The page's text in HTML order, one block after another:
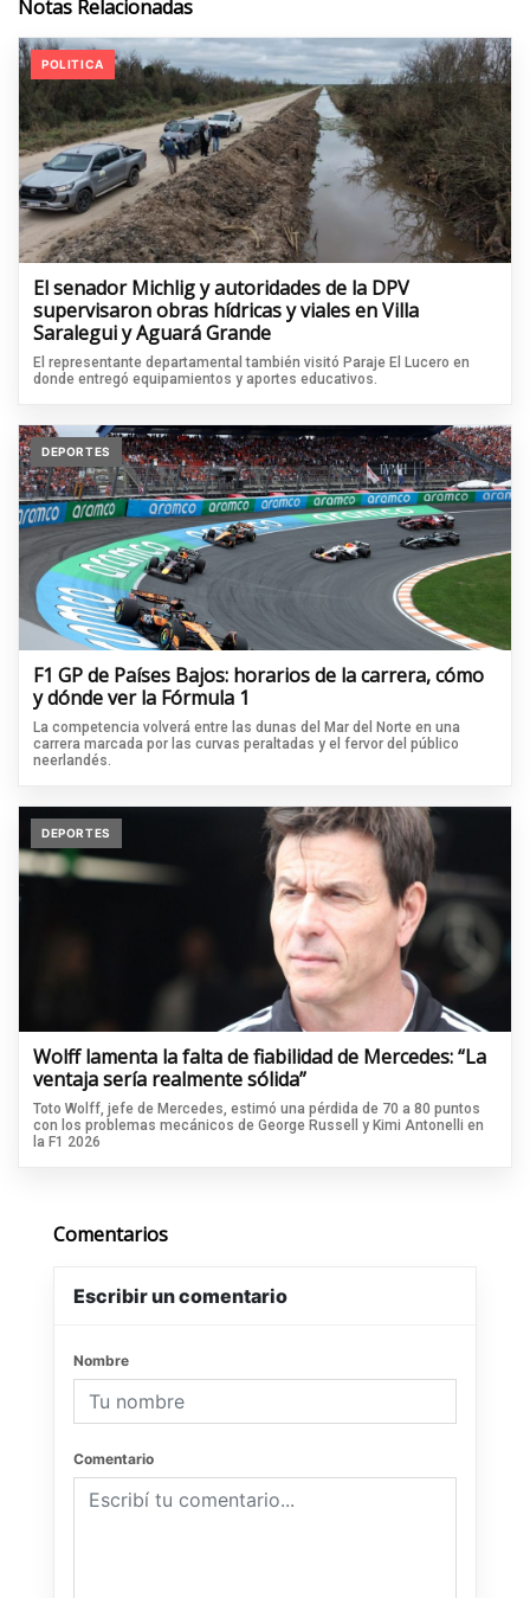
Notas Relacionadas
POLITICA
El senador Michlig y autoridades de la DPV
supervisaron obras hídricas y viales en Villa
Saralegui y Aguará Grande
El representante departamental también visitó Paraje El Lucero en
donde entregó equipamientos y aportes educativos.
DEPORTES
F1 GP de Países Bajos: horarios de la carrera, cómo
y dónde ver la Fórmula 1
La competencia volverá entre las dunas del Mar del Norte en una
carrera marcada por las curvas peraltadas y el fervor del público
neerlandés.
DEPORTES
Wolff lamenta la falta de fiabilidad de Mercedes: “La
ventaja sería realmente sólida”
Toto Wolff, jefe de Mercedes, estimó una pérdida de 70 a 80 puntos
con los problemas mecánicos de George Russell y Kimi Antonelli en
la F1 2026
Comentarios
Escribir un comentario
Nombre
Comentario